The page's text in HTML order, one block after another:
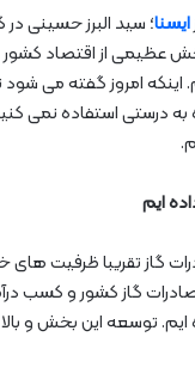
ایسنا؛ سید البرز حسینی در
عظیمی از اقتصاد کشور
اینکه امروز گفته می
درستی استفاده نمی
ایم
گاز تقریبا ظرفیت
گاز کشور و کسب درآمد
توسعه این بخش و